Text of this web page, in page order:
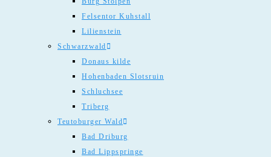
Felsentor Kuhstall
Lilienstein
Schwarzwald
Donaus kilde
Hohenbaden Slotsruin
Schluchsee
Triberg
Teutoburger Wald
Bad Driburg
Bad Lippspringe